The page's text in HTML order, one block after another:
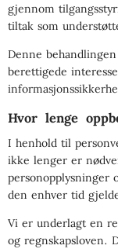
gjennom
tiltak som
Denne
berettigede
Hvor lenge
I henhold til
ikke lenger er
personopplysninger
den enhver tid
Vi er underlagt en
og regnskapsloven.